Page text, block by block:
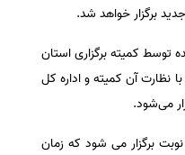
توسط کمیته برگزاری استان
نظارت آن کمیته و اداره کل
می‌شود.
برگزار می شود که زمان